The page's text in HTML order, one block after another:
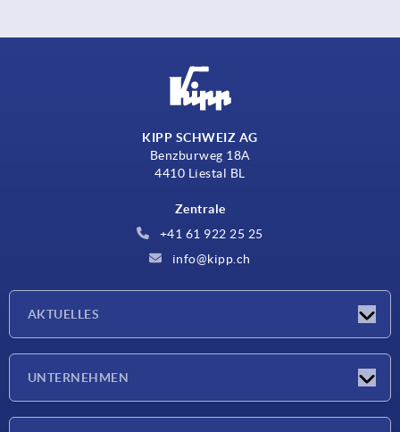
KIPP SCHWEIZ AG
Benzburweg 18A
4410 Liestal BL
Zentrale
+41 61 922 25 25
info@kipp.ch
AKTUELLES
UNTERNEHMEN